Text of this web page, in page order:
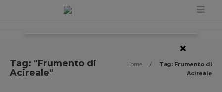
Tag: "Frumento di
Acireale"
Home /
Tag: Frumento di
Acireale
×